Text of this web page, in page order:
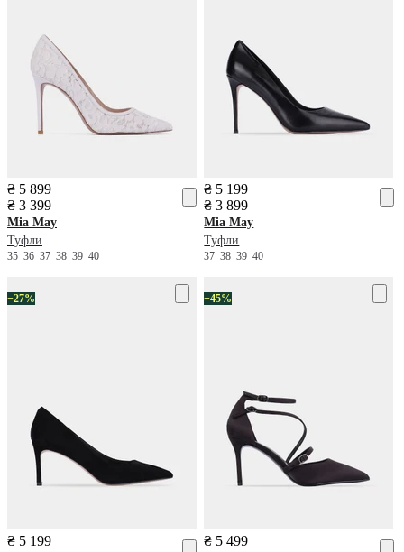
₴ 5 899
₴ 3 399
Mia May
Туфли
35 36 37 38 39 40
₴ 5 199
₴ 3 899
Mia May
Туфли
37383940
−27%
₴ 5 199
−45%
₴ 5 499